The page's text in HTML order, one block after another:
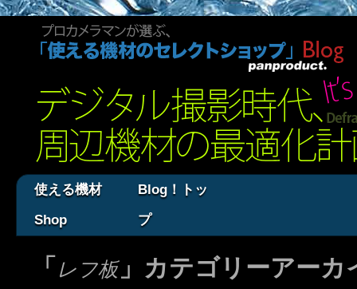
使える機材
Shop
Blog！トッ
プ
「 レフ板」カテゴリーアーカ